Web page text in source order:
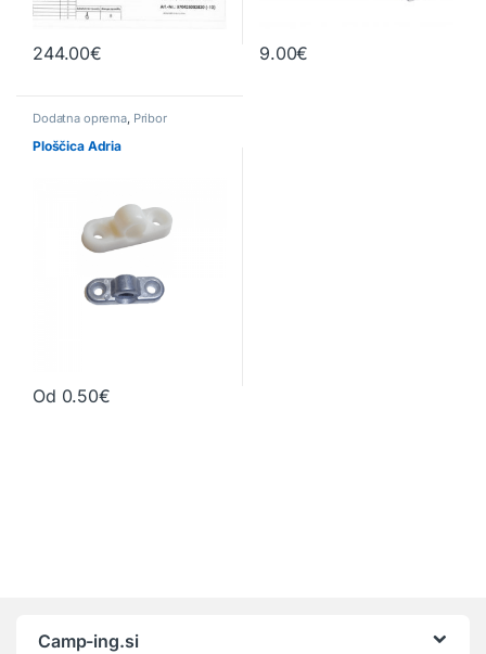
244.00€ 9.00€
Dodatna oprema, Pribor
Ploščica Adria
Od 0.50€
Camp-ing.si